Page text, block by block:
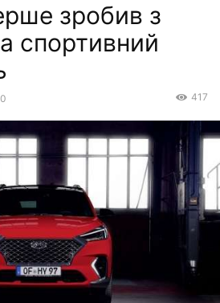
зробив з
спортивний
417